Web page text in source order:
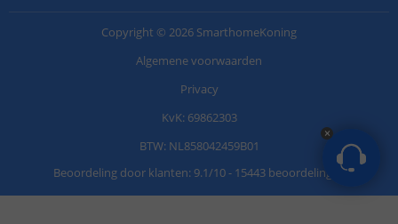
Copyright © 2026 SmarthomeKoning
Algemene voorwaarden
Privacy
KvK: 69862303
BTW: NL858042459B01
Beoordeling door klanten: 9.1/10- 15443 beoordelingen